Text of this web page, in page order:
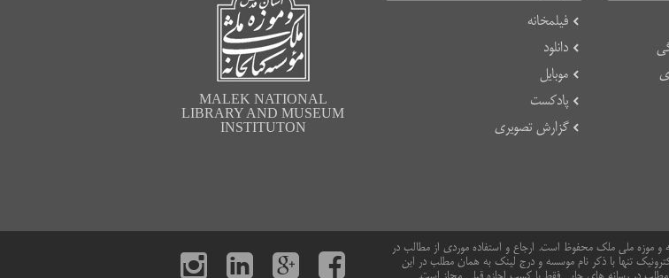
فیلمخانه
دانلود
موبایل
پادکست
گزارش تصویری
MALEK NATIONAL
LIBRARY AND MUSEUM
INSTITUTON
و موزه ملی ملک محفوظ است. ارجاع و استفاده موردی از مطالب در
تنها با ذکر نام موسسه و درج لینک به همان مطلب در این